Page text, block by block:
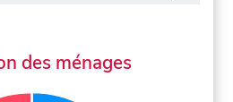
des ménages